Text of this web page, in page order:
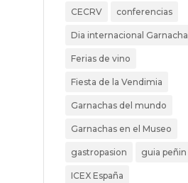
CECRV conferencias
Dia internacional Garnacha
Ferias de vino
Fiesta de la Vendimia
Garnachas del mundo
Garnachas en el Museo
gastropasion guia peñin
ICEX España